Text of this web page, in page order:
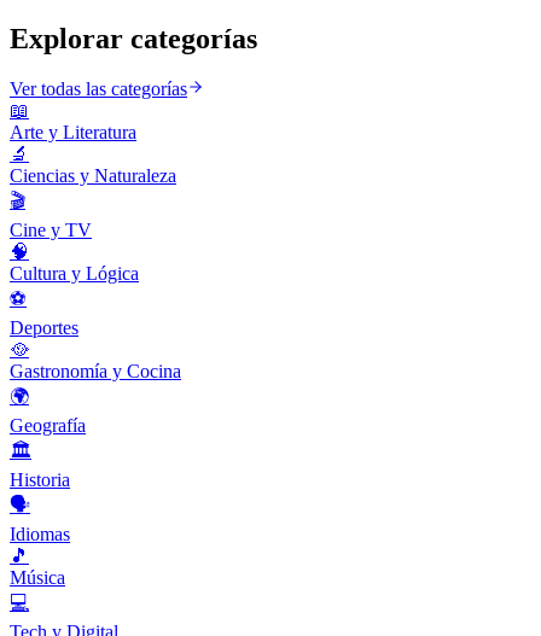
Explorar categorías
Ver todas las categorías
📖
Arte y Literatura
🔬
Ciencias y Naturaleza
🎬
Cine y TV
🧠
Cultura y Lógica
⚽
Deportes
🥘
Gastronomía y Cocina
🌍
Geografía
🏛️
Historia
🗣️
Idiomas
🎵
Música
💻